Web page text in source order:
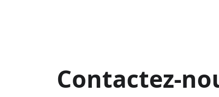
Contactez-